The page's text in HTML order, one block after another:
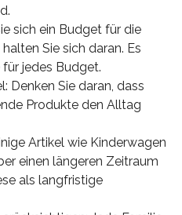
sich ein Budget für die
Sie sich daran. Es
jedes Budget.
Denken Sie daran, dass
Produkte den Alltag
Artikel wie Kinderwagen
einen längeren Zeitraum
als langfristige